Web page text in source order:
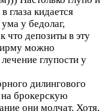
глаза кидается
у бедолаг,
что депозиты в эту
можно
глупости у
дилингового
на брокерскую
они молчат. Хотя,